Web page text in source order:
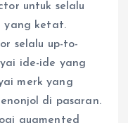
untuk selalu
yang ketat.
selalu up-to-
ide-ide yang
merk yang
di pasaran.
augmented